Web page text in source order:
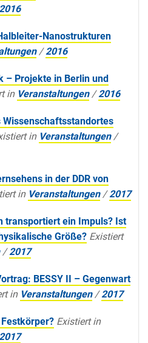
Nanostrukturen
/2016
– Projekte in Berlin und
in Veranstaltungen /2016
Wissenschaftsstandortes
in Veranstaltungen /
in der DDR von
in Veranstaltungen /2017
transportiert ein Impuls? Ist
Größe? Existiert
/2017
BESSY II – Gegenwart
in Veranstaltungen /2017
Existiert in